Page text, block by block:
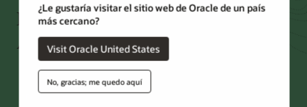
¿Le gustaría visitar el sitio web de Oracle de un país
más cercano?
Visit Oracle United States
No, gracias; me quedo aquí
Preguntas frecuentes sobre
Acceleron
Prueba Oracle Cloud